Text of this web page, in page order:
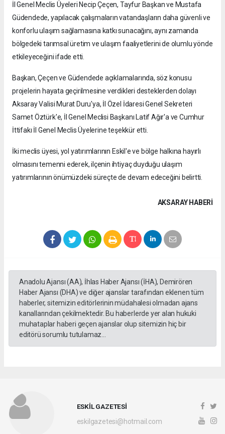
İl Genel Meclis Üyeleri Necip Çeçen, Tayfur Başkan ve Mustafa
Güdendede, yapılacak çalışmaların vatandaşların daha güvenli ve
konforlu ulaşım sağlamasına katkı sunacağını, aynı zamanda
bölgedeki tarımsal üretim ve ulaşım faaliyetlerini de olumlu yönde
etkileyeceğini ifade etti.
Başkan, Çeçen ve Güdendede açıklamalarında, söz konusu
projelerin hayata geçirilmesine verdikleri desteklerden dolayı
Aksaray Valisi Murat Duru'ya, İl Özel İdaresi Genel Sekreteri
Samet Öztürk'e, İl Genel Meclisi Başkanı Latif Ağır'a ve Cumhur
İttifakı İl Genel Meclis Üyelerine teşekkür etti.
İki meclis üyesi, yol yatırımlarının Eskil'e ve bölge halkına hayırlı
olmasını temenni ederek, ilçenin ihtiyaç duyduğu ulaşım
yatırımlarının önümüzdeki süreçte de devam edeceğini belirtti.
AKSARAY HABERİ
Anadolu Ajansı (AA), İhlas Haber Ajansı (İHA), Demirören
Haber Ajansı (DHA) ve diğer ajanslar tarafından eklenen tüm
haberler, sitemizin editörlerinin müdahalesi olmadan ajans
kanallarından çekilmektedir. Bu haberlerde yer alan hukuki
muhataplar haberi geçen ajanslar olup sitemizin hiç bir
editörü sorumlu tutulamaz...
ESKİL GAZETESİ
eskilgazetesi@hotmail.com